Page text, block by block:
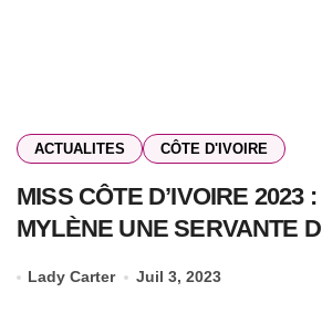
ACTUALITES CÔTE D'IVOIRE
MISS CÔTE D’IVOIRE 2023
MYLÈNE UNE SERVANTE
Lady Carter Juil 3, 2023